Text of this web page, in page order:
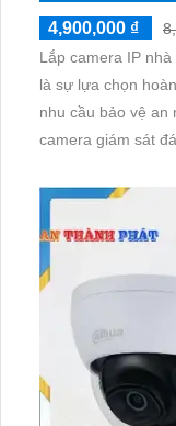
4,900,000 ₫
Lắp camera IP
là sự lựa chọn
nhu cầu bảo vệ an
camera giám sát đáng quan tâm
chất lượng cao